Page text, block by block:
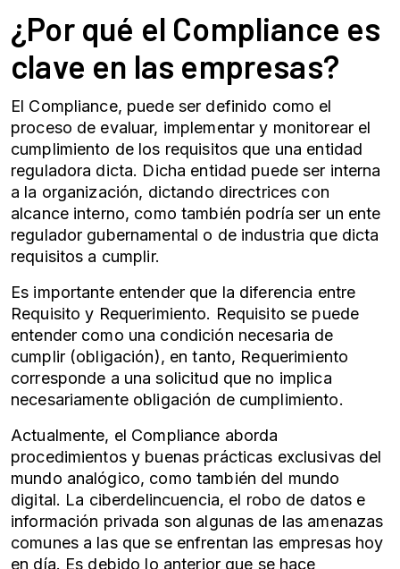
¿Por qué el Compliance es
clave en las empresas?
El Compliance, puede ser definido como el
proceso de evaluar, implementar y monitorear el
cumplimiento de los requisitos que una entidad
reguladora dicta. Dicha entidad puede ser interna
a la organización, dictando directrices con
alcance interno, como también podría ser un ente
regulador gubernamental o de industria que dicta
requisitos a cumplir.
Es importante entender que la diferencia entre
Requisito y Requerimiento. Requisito se puede
entender como una condición necesaria de
cumplir (obligación), en tanto, Requerimiento
corresponde a una solicitud que no implica
necesariamente obligación de cumplimiento.
Actualmente, el Compliance aborda
procedimientos y buenas prácticas exclusivas del
mundo analógico, como también del mundo
digital. La ciberdelincuencia, el robo de datos e
información privada son algunas de las amenazas
comunes a las que se enfrentan las empresas hoy
en día. Es debido lo anterior que se hace